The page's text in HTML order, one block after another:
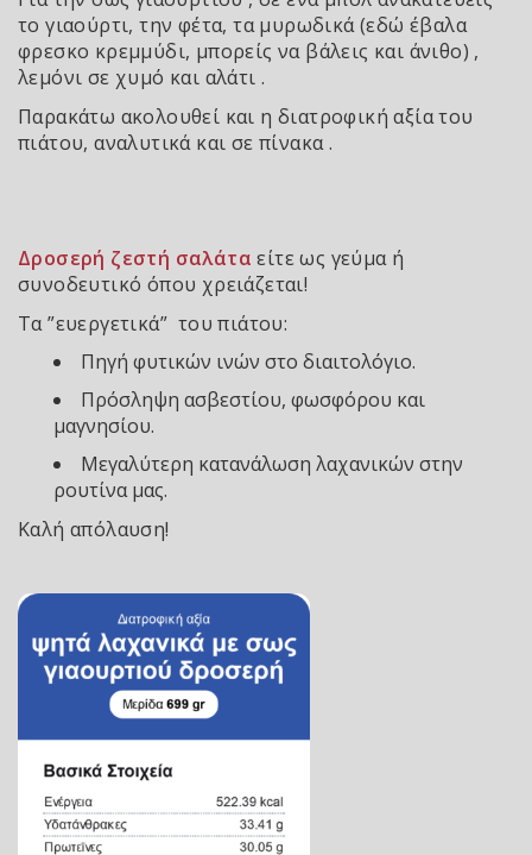
το γιαούρτι, την φέτα, τα μυρωδικά (εδώ έβαλα
φρεσκο κρεμμύδι, μπορείς να βάλεις και άνιθο) ,
λεμόνι σε χυμό και αλάτι .
Παρακάτω ακολουθεί και η διατροφική αξία του
πιάτου, αναλυτικά και σε πίνακα .
Δροσερή ζεστή σαλάτα είτε ως γεύμα ή
συνοδευτικό όπου χρειάζεται!
Τα ”ευεργετικά” του πιάτου:
Πηγή φυτικών ινών στο διαιτολόγιο.
Πρόσληψη ασβεστίου, φωσφόρου και
μαγνησίου.
Μεγαλύτερη κατανάλωση λαχανικών στην
ρουτίνα μας.
Καλή απόλαυση!